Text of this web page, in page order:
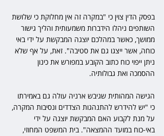
בפסק הדין צוין כי "במקרה זה אין מחלוקת כי שלושת
השותפים ניהלו הידברות משמעותית והליך גישור
ממושך, כאשר במהלכם יוצגה המבקשת על ידי באי
כוחה, אשר ייצגו גם את סטיבה". זאת, על אף שלא
ניתן ייפוי כוח כתוב הקובע במפורש את כינון
ההסמכה ואת גבולותיה.
הגישה המהותית שגיבש ארניה עולה גם באמירתו
כי "יש להידרש להתנהגות הצדדים ונסיבות המקרה,
על מנת לקבוע האם המבקשת יוצגה על ידי
באי-כוח במועד ההמצאה". בית המשפט המחוזי,